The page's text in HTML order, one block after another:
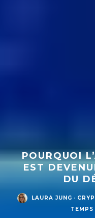
POURQUOI
EST
DU
LAURA JUNG ·